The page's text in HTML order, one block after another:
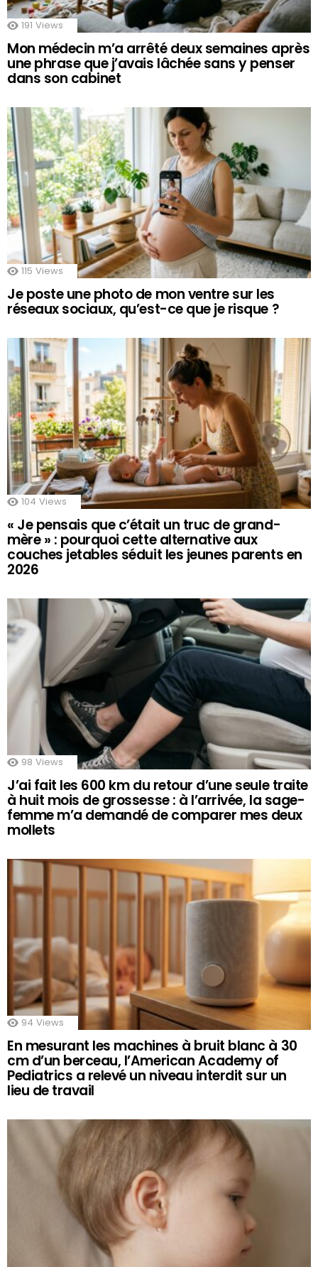
191 Views
Mon médecin m’a arrêté deux semaines après
une phrase que j’avais lâchée sans y penser
dans son cabinet
115 Views
Je poste une photo de mon ventre sur les
réseaux sociaux, qu’est-ce que je risque ?
104 Views
« Je pensais que c’était un truc de grand-
mère » : pourquoi cette alternative aux
couches jetables séduit les jeunes parents en
2026
98 Views
J’ai fait les 600 km du retour d’une seule traite
à huit mois de grossesse : à l’arrivée, la sage-
femme m’a demandé de comparer mes deux
mollets
94 Views
En mesurant les machines à bruit blanc à 30
cm d’un berceau, l’American Academy of
Pediatrics a relevé un niveau interdit sur un
lieu de travail